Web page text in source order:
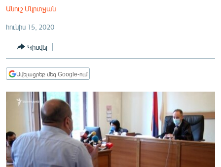
ՊԱՏԵՐԱԶՄԻ 6 ՇԱԲԱԹՆԵՐԸ
ՏԱՐԱԾԱՇՐՋԱՆ
ՄԻՋԱԶԳԱՅԻՆ
ՄՇԱԿՈՒՅԹ
ՍՊՈՐՏ
ՄԵԿՆԱԲԱՆՈՒԹՅՈՒՆ
Անուշ Մկրտչյան
հունիս 15, 2020
Կիսվել
Ավելացրեք մեզ Google-ում